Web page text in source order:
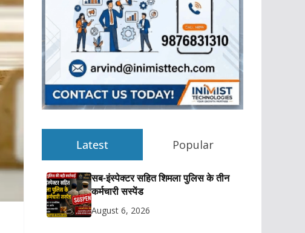
Latest Popular
सब-इंस्पेक्टर सहित शिमला पुलिस के तीन
कर्मचारी सस्पेंड
August 6, 2026